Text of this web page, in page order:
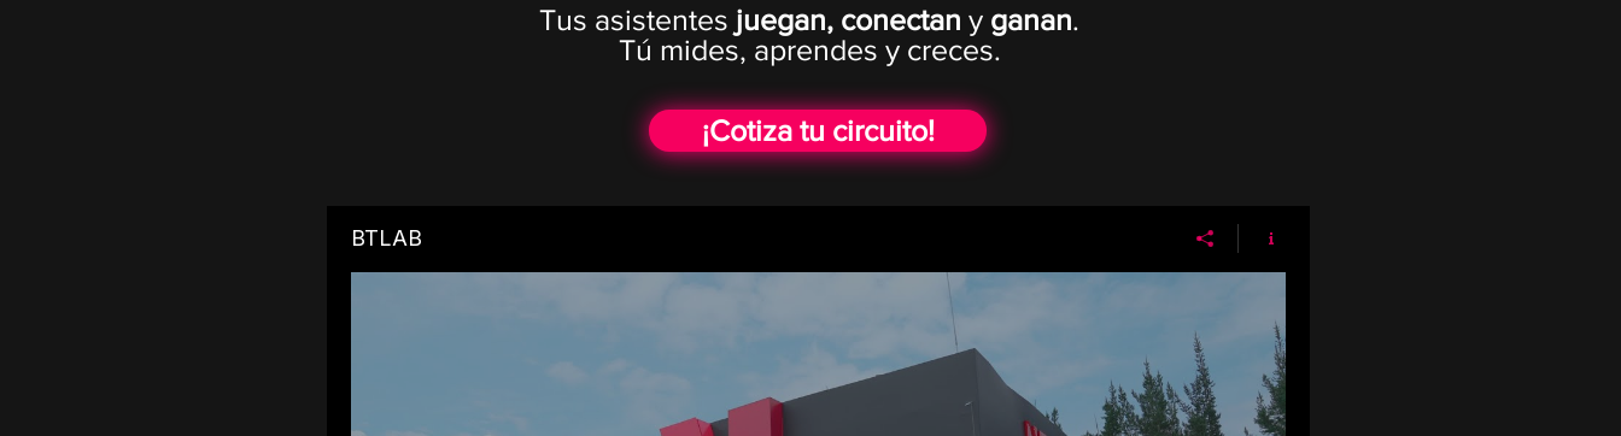
Tus asistentes juegan, conectan y ganan.
Tú mides, aprendes y creces.
¡Cotiza tu circuito!
BTLAB